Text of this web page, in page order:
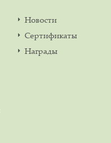
Новости
Сертификаты
Награды